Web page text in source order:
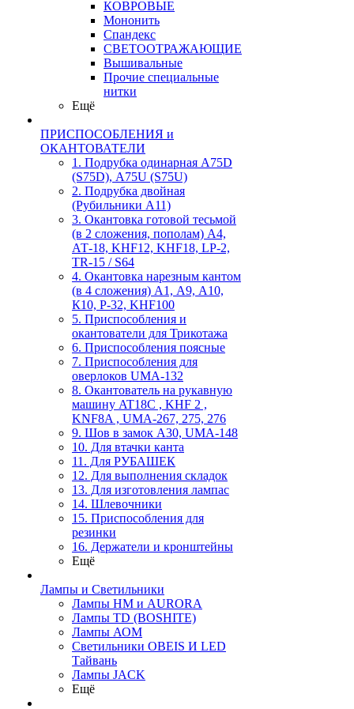
КОВРОВЫЕ
Мононить
Спандекс
СВЕТООТРАЖАЮЩИЕ
Вышивальные
Прочие специальные
нитки
Ещё
ПРИСПОСОБЛЕНИЯ и
ОКАНТОВАТЕЛИ
1. Подрубка одинарная А75D
(S75D), А75U (S75U)
2. Подрубка двойная
(Рубильники А11)
3. Окантовка готовой тесьмой
(в 2 сложения, пополам) А4,
АТ-18, KHF12, KHF18, LP-2,
TR-15 / S64
4. Окантовка нарезным кантом
(в 4 сложения) А1, А9, А10,
К10, Р-32, KHF100
5. Приспособления и
окантователи для Трикотажа
6. Приспособления поясные
7. Приспособления для
оверлоков UMA-132
8. Окантователь на рукавную
машину AT18C , KHF 2 ,
KNF8A , UMA-267, 275, 276
9. Шов в замок А30, UMA-148
10. Для втачки канта
11. Для РУБАШЕК
12. Для выполнения складок
13. Для изготовления лампас
14. Шлевочники
15. Приспособления для
резинки
16. Держатели и кронштейны
Ещё
Лампы и Светильники
Лампы HM и AURORA
Лампы TD (BOSHITE)
Лампы АОМ
Светильники OBEIS И LED
Тайвань
Лампы JACK
Ещё